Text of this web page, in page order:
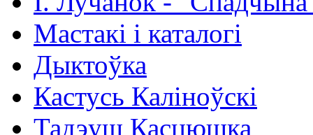
Мастакі i каталогi
Дыктоўка
Кастусь Каліноўскі
Тадэуш Касцюшка